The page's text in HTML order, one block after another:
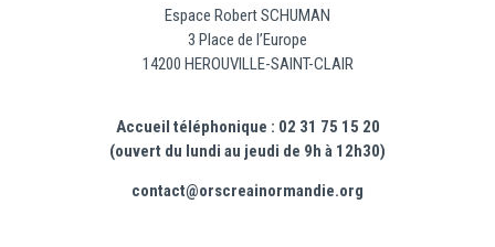
Espace Robert SCHUMAN
3 Place de l’Europe
14200 HEROUVILLE-SAINT-CLAIR
Accueil téléphonique : 02 31 75 15 20
(ouvert du lundi au jeudi de 9h à 12h30)
contact@orscreainormandie.org